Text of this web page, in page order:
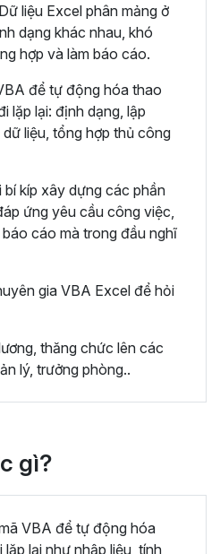
liệu Excel phân mảng ở
dạng khác nhau, khó
hợp và làm báo cáo.
để tự động hóa thao
lặp lại: định dạng, lập
liệu, tổng hợp thủ công
bí kíp xây dựng các phần
ứng yêu cầu công việc,
cáo mà trong đầu nghĩ
gia VBA Excel để hỏi
thăng chức lên các
lý, trưởng phòng..
gì?
VBA để tự động hóa
lại như nhập liệu, tính